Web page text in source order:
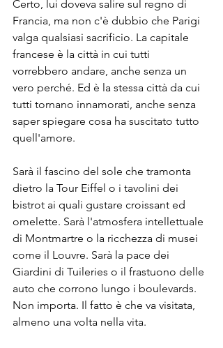
Certo, lui doveva salire sul regno di
Francia, ma non c'è dubbio che Parigi
valga qualsiasi sacrificio. La capitale
francese è la città in cui tutti
vorrebbero andare, anche senza un
vero perché. Ed è la stessa città da cui
tutti tornano innamorati, anche senza
saper spiegare cosa ha suscitato tutto
quell'amore.
Sarà il fascino del sole che tramonta
dietro la Tour Eiffel o i tavolini dei
bistrot ai quali gustare croissant ed
omelette. Sarà l'atmosfera intellettuale
di Montmartre o la ricchezza di musei
come il Louvre. Sarà la pace dei
Giardini di Tuileries o il frastuono delle
auto che corrono lungo i boulevards.
Non importa. Il fatto è che va visitata,
almeno una volta nella vita.